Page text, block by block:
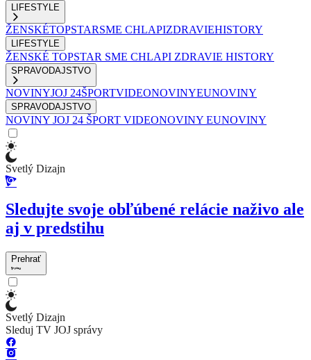
LIFESTYLE
ŽENSKÉTOPSTARSME CHLAPIZDRAVIEHISTORY
LIFESTYLE
ŽENSKÉ TOPSTAR SME CHLAPI ZDRAVIE HISTORY
SPRAVODAJSTVO
NOVINYJOJ 24ŠPORTVIDEONOVINYEUNOVINY
SPRAVODAJSTVO
NOVINY JOJ 24 ŠPORT VIDEONOVINY EUNOVINY
Svetlý Dizajn
Sledujte svoje obľúbené relácie naživo ale
aj v predstihu
Prehrať
Svetlý Dizajn
Sleduj TV JOJ správy